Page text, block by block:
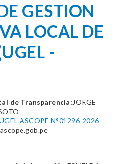
GESTION
LOCAL DE
-
de Transparencia: JORGE
ASCOPE N°01296-2026